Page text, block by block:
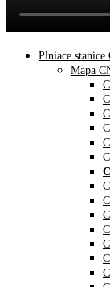
Plniace stanice
Mapa